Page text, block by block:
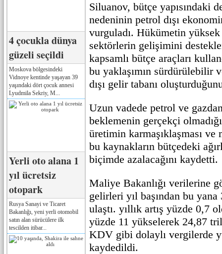
4 çocukla dünya
güzeli seçildi
Moskova bölgesindeki
Vidnoye kentinde yaşayan 39
yaşındaki dört çocuk annesi
Lyudmila Sekriy, M...
Yerli oto alana 1
yıl ücretsiz
otopark
Rusya Sanayi ve Ticaret
Bakanlığı, yeni yerli otomobil
satın alan sürücülere ilk
tescilden itibar...
Siluanov, bütçe yapısındaki
nedeninin petrol dışı
vurguladı. Hükümetin
sektörlerin gelişimini
kapsamlı bütçe araçları
bu yaklaşımın sürdürülebilir
dışı gelir tabanı
Uzun vadede petrol ve
beklemenin gerçekçi
üretimin karmaşıklaşması
bu kaynakların bütçedeki
biçimde azalacağını kaydetti.
Maliye Bakanlığı verilerine
gelirleri yıl başından bu
ulaştı. yıllık artış yüzde 0,7
yüzde 11 yükselerek 24,87
KDV gibi dolaylı vergilerde
kaydedildi.